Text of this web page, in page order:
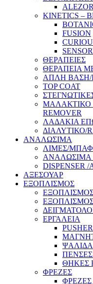
KINETICS –
FUSION
ΘΕΡΑΠΕΙΕΣ
ΘΕΡΑΠΕΙΑ
ΑΠΛΗ ΒΑΣΗ/
TOP COAT
ΜΑΛΑΚΤΙΚΟ
REMOVER
ΛΑΔΑΚΙΑ
ΔΙΑΛΥΤΙΚΟ/
ΑΝΑΛΩΣΙΜΑ
ΛΙΜΕΣ/
ΑΝΑΛΩΣΙΜΑ
DISPENSER
ΑΞΕΣΟΥΑΡ
ΕΞΟΠΛΙΣΜΟΣ
ΕΞΟΠΛΙΣΜΟΣ
ΕΞΟΠΛΙΣΜΟΣ
ΕΡΓΑΛΕΙΑ
ΘΗΚΕΣ
ΦΡΕΖΕΣ